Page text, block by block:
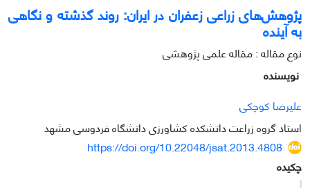
پژوهش‌های زراعی زعفران در ایران: روند گذشته و نگاهی
به آینده
نوع مقاله : مقاله علمی پژوهشی
نویسنده
علیرضا کوچکی
استاد گروه زراعت دانشکده کشاورزی دانشگاه فردوسی مشهد
https://doi.org/10.22048/jsat.2013.4808
چکیده